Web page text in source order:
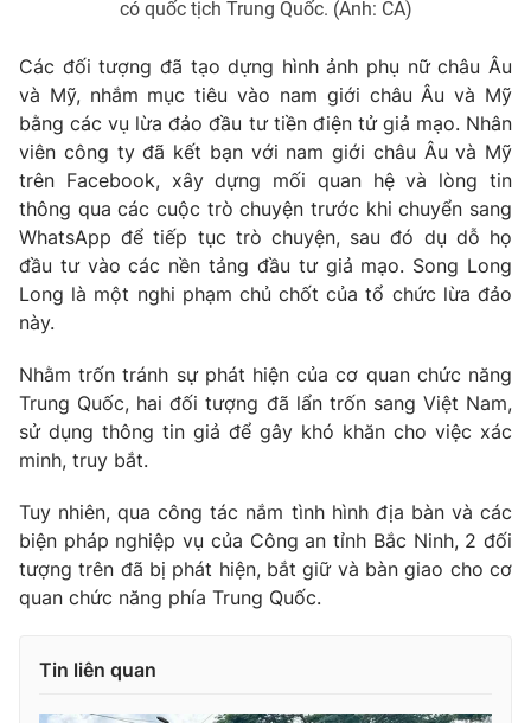
có quốc tịch Trung Quốc. (Ảnh: CA)
Các đối tượng đã tạo dựng hình ảnh phụ nữ châu Âu
và Mỹ, nhắm mục tiêu vào nam giới châu Âu và Mỹ
bằng các vụ lừa đảo đầu tư tiền điện tử giả mạo. Nhân
viên công ty đã kết bạn với nam giới châu Âu và Mỹ
trên Facebook, xây dựng mối quan hệ và lòng tin
thông qua các cuộc trò chuyện trước khi chuyển sang
WhatsApp để tiếp tục trò chuyện, sau đó dụ dỗ họ
đầu tư vào các nền tảng đầu tư giả mạo. Song Long
Long là một nghi phạm chủ chốt của tổ chức lừa đảo
này.
Nhằm trốn tránh sự phát hiện của cơ quan chức năng
Trung Quốc, hai đối tượng đã lẩn trốn sang Việt Nam,
sử dụng thông tin giả để gây khó khăn cho việc xác
minh, truy bắt.
Tuy nhiên, qua công tác nắm tình hình địa bàn và các
biện pháp nghiệp vụ của Công an tỉnh Bắc Ninh, 2 đối
tượng trên đã bị phát hiện, bắt giữ và bàn giao cho cơ
quan chức năng phía Trung Quốc.
Tin liên quan